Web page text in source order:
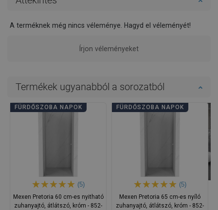
A terméknek még nincs véleménye. Hagyd el véleményét!
Írjon véleményeket
Termékek ugyanabból a sorozatból
FÜRDŐSZOBA NAPOK
(5)
Mexen Pretoria 60 cm-es nyitható
zuhanyajtó, átlátszó, króm - 852-
FÜRDŐSZOBA NAPOK
(5)
Mexen Pretoria 65 cm-es nyíló
zuhanyajtó, átlátszó, króm - 852-